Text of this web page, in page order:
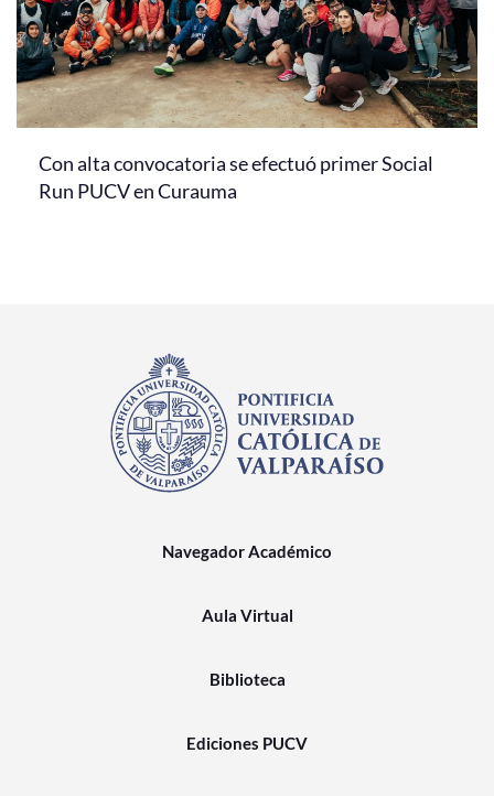
Con alta convocatoria se efectuó primer Social
Run PUCV en Curauma
Navegador Académico
Aula Virtual
Biblioteca
Ediciones PUCV